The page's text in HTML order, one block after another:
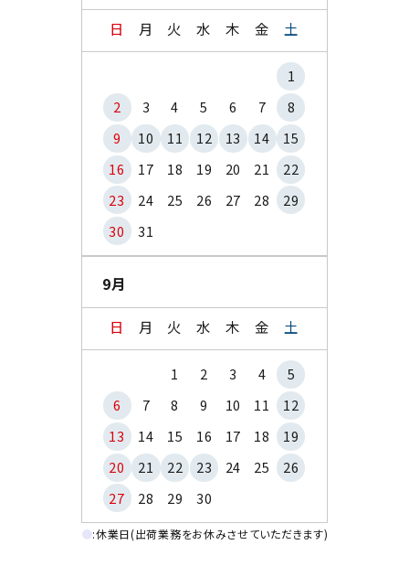
日 月 火 水 木 金 土
1
2
3 4 5 6 7
8
9
10 11 12 13 14
15
16
17 18 19 20 21
22
23
24 25 26 27 28
29
30
31
9月
日 月 火 水 木 金 土
1 2 3 4
5
6
7 8 9 10 11
12
13
14 15 16 17 18
19
20
21 22 23 24 25
26
27
28 29 30
●:休業日(出荷業務をお休みさせていただきます)